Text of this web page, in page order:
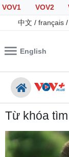
VOV1 VOV2
中文 / français /
English
Chính trị
Từ khóa